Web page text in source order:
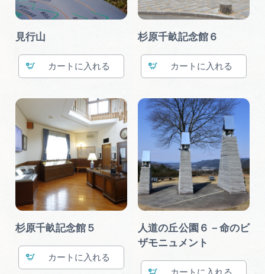
見行山
カート
杉原千畝記念館６
カート
杉原千畝記念館５
カート
人道の丘公園６－命のビ
ザモニュメント
カート